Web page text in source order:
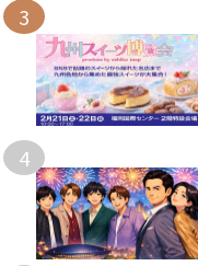
3
4